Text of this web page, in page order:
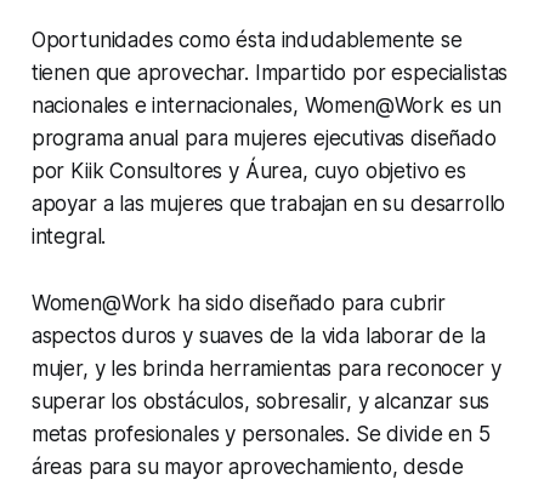
Oportunidades como ésta indudablemente se
tienen que aprovechar. Impartido por especialistas
nacionales e internacionales, Women@Work es un
programa anual para mujeres ejecutivas diseñado
por Kiik Consultores y Áurea, cuyo objetivo es
apoyar a las mujeres que trabajan en su desarrollo
integral.
Women@Work ha sido diseñado para cubrir
aspectos duros y suaves de la vida laborar de la
mujer, y les brinda herramientas para reconocer y
superar los obstáculos, sobresalir, y alcanzar sus
metas profesionales y personales. Se divide en 5
áreas para su mayor aprovechamiento, desde